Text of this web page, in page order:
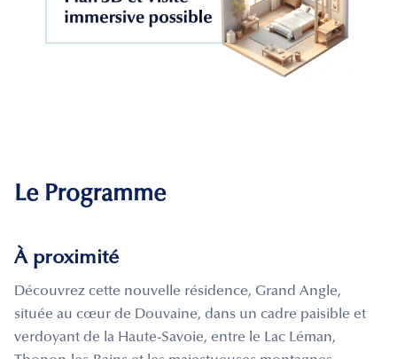
Le Programme
À proximité
Découvrez cette nouvelle résidence, Grand Angle,
située au cœur de Douvaine, dans un cadre paisible et
verdoyant de la Haute-Savoie, entre le Lac Léman,